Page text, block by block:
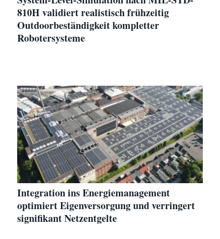
810H validiert realistisch frühzeitig
Outdoorbeständigkeit kompletter
Robotersysteme
Integration ins Energiemanagement
optimiert Eigenversorgung und verringert
signifikant Netzentgelte